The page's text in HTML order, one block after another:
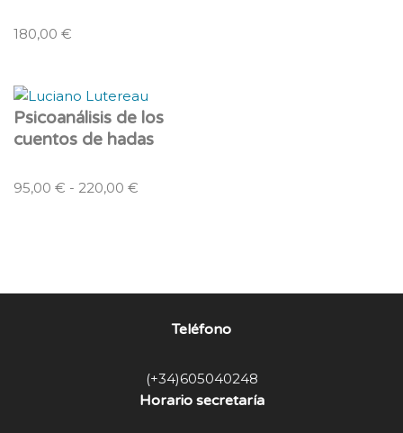
180,00 €
Psicoanálisis de los
cuentos de hadas
95,00 € - 220,00 €
Teléfono
(+34)605040248
Horario secretaría